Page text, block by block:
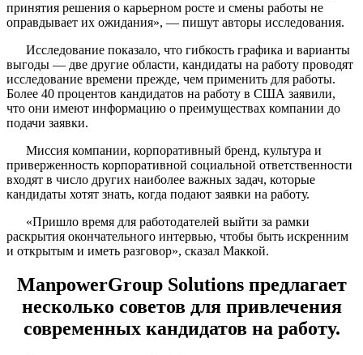
принятия решения о карьерном росте и смены работы не
оправдывает их ожидания», — пишут авторы исследования.
Исследование показало, что гибкость графика и варианты
выгоды — две другие области, кандидаты на работу проводят
исследование времени прежде, чем применить для работы.
Более 40 процентов кандидатов на работу в США заявили,
что они имеют информацию о преимуществах компании до
подачи заявки.
Миссия компании, корпоративный бренд, культура и
приверженность корпоративной социальной ответственности
входят в число других наиболее важных задач, которые
кандидаты хотят знать, когда подают заявки на работу.
«Пришло время для работодателей выйти за рамки
раскрытия окончательного интервью, чтобы быть искренним
и открытым и иметь разговор», сказал Маккой.
ManpowerGroup Solutions предлагает
несколько советов для привлечения
современных кандидатов на работу.